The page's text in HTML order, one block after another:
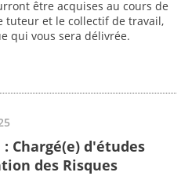
être acquises au cours de
tuteur et le collectif de travail,
qui vous sera délivrée.
: Chargé(e) d'études
des Risques